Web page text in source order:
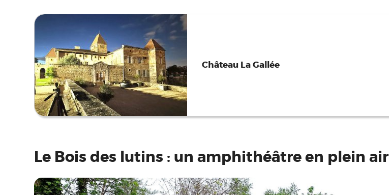
Château La Gallée
Le Bois des lutins : un amphithéâtre en plein air